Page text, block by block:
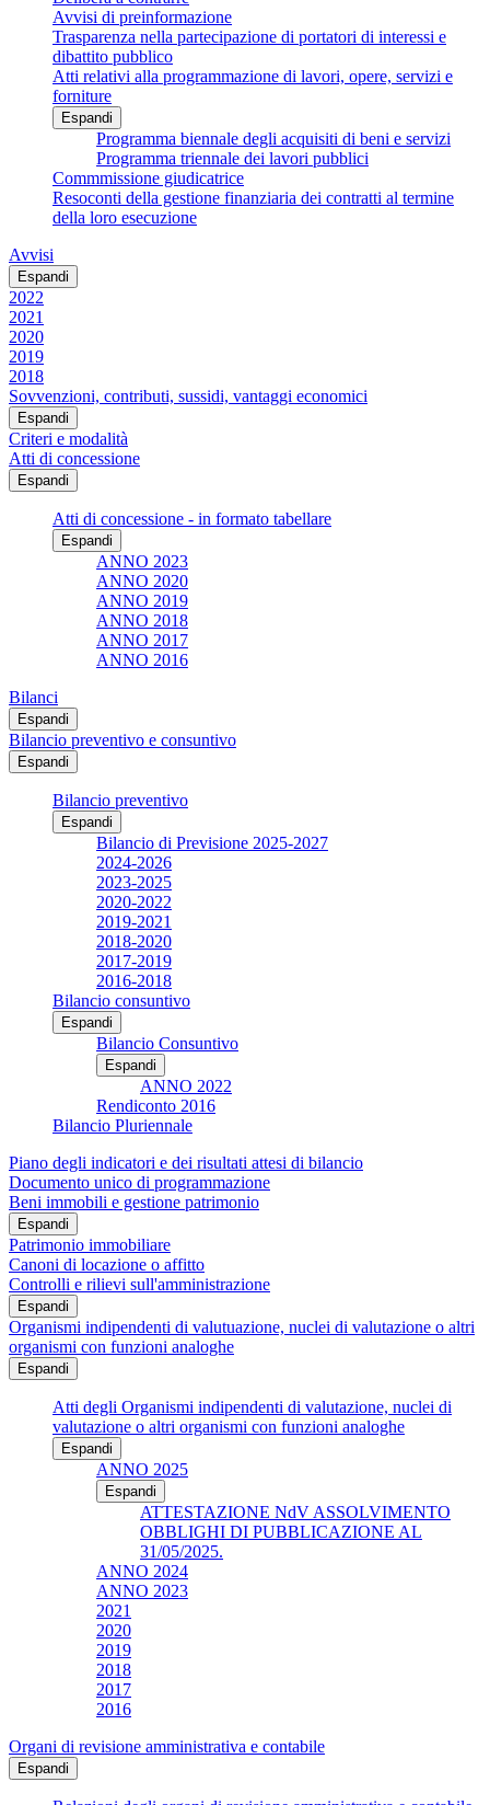
Avvisi di preinformazione
Trasparenza nella partecipazione di portatori di interessi e
dibattito pubblico
Atti relativi alla programmazione di lavori, opere, servizi e
forniture
Espandi
Programma biennale degli acquisiti di beni e servizi
Programma triennale dei lavori pubblici
Commmissione giudicatrice
Resoconti della gestione finanziaria dei contratti al termine
della loro esecuzione
Avvisi
Espandi
2022
2021
2020
2019
2018
Sovvenzioni, contributi, sussidi, vantaggi economici
Espandi
Criteri e modalità
Atti di concessione
Espandi
Atti di concessione - in formato tabellare
Espandi
ANNO 2023
ANNO 2020
ANNO 2019
ANNO 2018
ANNO 2017
ANNO 2016
Bilanci
Espandi
Bilancio preventivo e consuntivo
Espandi
Bilancio preventivo
Espandi
Bilancio di Previsione 2025-2027
2024-2026
2023-2025
2020-2022
2019-2021
2018-2020
2017-2019
2016-2018
Bilancio consuntivo
Espandi
Bilancio Consuntivo
Espandi
ANNO 2022
Rendiconto 2016
Bilancio Pluriennale
Piano degli indicatori e dei risultati attesi di bilancio
Documento unico di programmazione
Beni immobili e gestione patrimonio
Espandi
Patrimonio immobiliare
Canoni di locazione o affitto
Controlli e rilievi sull'amministrazione
Espandi
Organismi indipendenti di valutuazione, nuclei di valutazione o altri
organismi con funzioni analoghe
Espandi
Atti degli Organismi indipendenti di valutazione, nuclei di
valutazione o altri organismi con funzioni analoghe
Espandi
ANNO 2025
Espandi
ATTESTAZIONE NdV ASSOLVIMENTO
OBBLIGHI DI PUBBLICAZIONE AL
31/05/2025.
ANNO 2024
ANNO 2023
2021
2020
2019
2018
2017
2016
Organi di revisione amministrativa e contabile
Espandi